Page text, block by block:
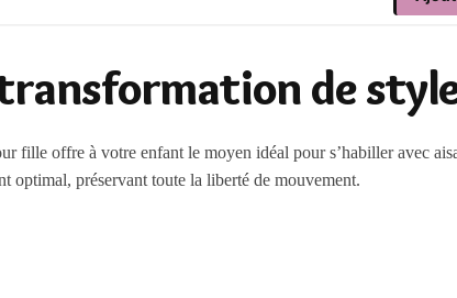
de
fille offre à votre enfant le moyen idéal pour s’habiller avec
optimal, préservant toute la liberté de mouvement.